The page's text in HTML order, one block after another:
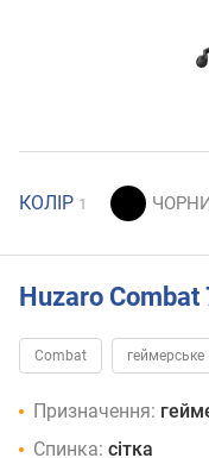
КОЛІР 1
Huzaro Combat
Combat геймерське
Призначення:
Спинка: сітка